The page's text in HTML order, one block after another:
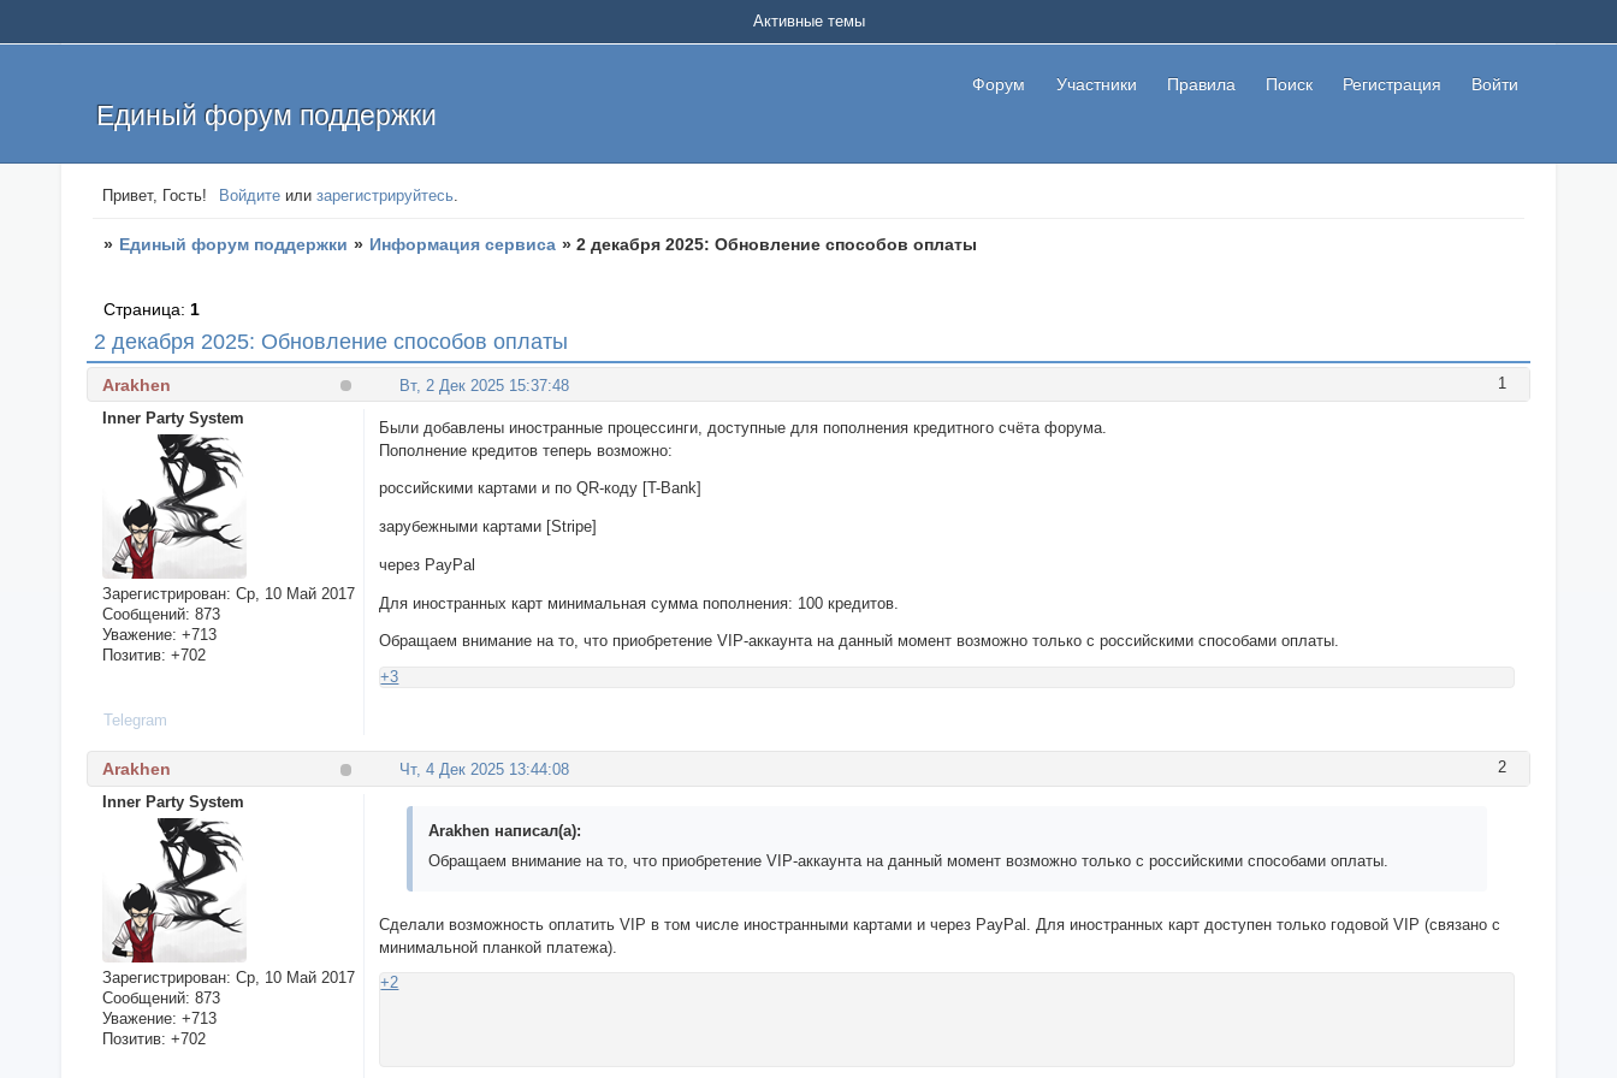
Единый форум поддержки
Форум Участники Правила Поиск Регистрация Войти
Активные темы
Привет, Гость! Войдите илизарегистрируйтесь.
» Единый форум поддержки » Информация сервиса »2 декабря 2025: Обновление способов оплаты
2 декабря 2025: Обновление способов оплаты
Страница: 1
1
Вт, 2 Дек 2025 15:37:48
Arakhen
Inner Party System
Зарегистрирован: Ср, 10 Май 2017
Сообщений: 873
Уважение: +713
Позитив: +702
Были добавлены иностранные процессинги, доступные для пополнения кредитного счёта форума.
Пополнение кредитов теперь возможно:
российскими картами и по QR-коду [T-Bank]
зарубежными картами [Stripe]
через PayPal
Для иностранных карт минимальная сумма пополнения: 100 кредитов.
Обращаем внимание на то, что приобретение VIP-аккаунта на данный момент возможно только с российскими способами оплаты.
+3
Telegram
2
Чт, 4 Дек 2025 13:44:08
Arakhen
Inner Party System
Зарегистрирован: Ср, 10 Май 2017
Сообщений: 873
Уважение: +713
Позитив: +702
Arakhen написал(а):
Обращаем внимание на то, что приобретение VIP-аккаунта на данный момент возможно только с российскими способами оплаты.
Сделали возможность оплатить VIP в том числе иностранными картами и через PayPal. Для иностранных карт доступен только годовой VIP (связано с
минимальной планкой платежа).
+2